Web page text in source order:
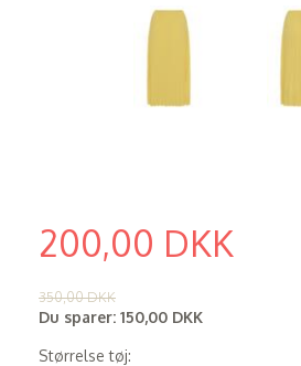
200,00 DKK
350,00 DKK
Du sparer: 150,00 DKK
Størrelse tøj: